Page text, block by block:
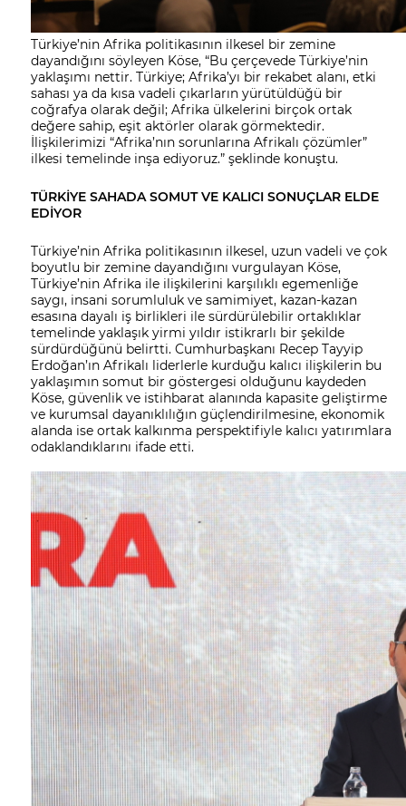
Türkiye’nin Afrika politikasının ilkesel bir zemine
dayandığını söyleyen Köse, “Bu çerçevede Türkiye’nin
yaklaşımı nettir. Türkiye; Afrika’yı bir rekabet alanı, etki
sahası ya da kısa vadeli çıkarların yürütüldüğü bir
coğrafya olarak değil; Afrika ülkelerini birçok ortak
değere sahip, eşit aktörler olarak görmektedir.
İlişkilerimizi “Afrika’nın sorunlarına Afrikalı çözümler”
ilkesi temelinde inşa ediyoruz.” şeklinde konuştu.
TÜRKİYE SAHADA SOMUT VE KALICI SONUÇLAR ELDE
EDİYOR
Türkiye’nin Afrika politikasının ilkesel, uzun vadeli ve çok
boyutlu bir zemine dayandığını vurgulayan Köse,
Türkiye’nin Afrika ile ilişkilerini karşılıklı egemenliğe
saygı, insani sorumluluk ve samimiyet, kazan-kazan
esasına dayalı iş birlikleri ile sürdürülebilir ortaklıklar
temelinde yaklaşık yirmi yıldır istikrarlı bir şekilde
sürdürdüğünü belirtti. Cumhurbaşkanı Recep Tayyip
Erdoğan’ın Afrikalı liderlerle kurduğu kalıcı ilişkilerin bu
yaklaşımın somut bir göstergesi olduğunu kaydeden
Köse, güvenlik ve istihbarat alanında kapasite geliştirme
ve kurumsal dayanıklılığın güçlendirilmesine, ekonomik
alanda ise ortak kalkınma perspektifiyle kalıcı yatırımlara
odaklandıklarını ifade etti.